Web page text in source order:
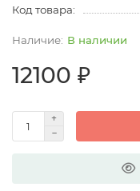
Код товара:
В наличии
12100 ₽